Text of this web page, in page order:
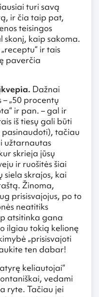
turi savą
ir čia taip pat,
teisingos
skonį, kaip sakoma.
ir tais
paverčia
Dažnai
„50 procentų
ir pan. – gal ir
iš tiesų gali būti
tačiau
užtarnautas
skrieja jūsų
ir ruošitės šiai
siela skrajos, kai
Žinoma,
prisisvajojus, po to
neatitiks
atsitinka gana
ilgiau tokią kelionę
„prisisvajoti
ten dabar!
keliautojai“
vedami
ryte. Tačiau jei